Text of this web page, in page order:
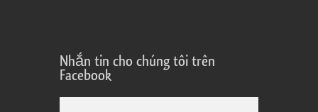
Nhắn tin cho chúng tôi trên
Facebook